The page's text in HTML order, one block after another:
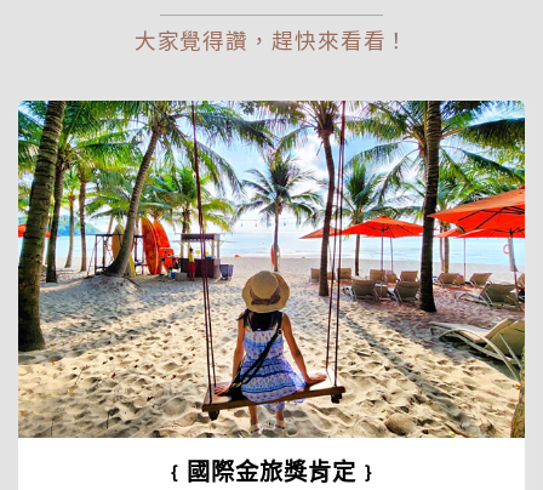
大家覺得讚，趕快來看看！
﹛國際金旅獎肯定﹜